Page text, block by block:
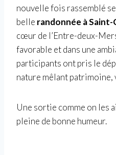
nouvelle fois rassemblé
belle randonnée à
cœur de l’Entre-deux-
favorable et dans une
participants ont pris le
nature mêlant
Une sortie comme on les
pleine de bonne humeur.